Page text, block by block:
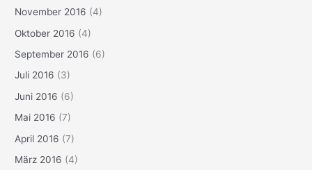
November 2016 (4)
Oktober 2016 (4)
September 2016 (6)
Juli 2016 (3)
Juni 2016 (6)
Mai 2016 (7)
April 2016 (7)
März 2016 (4)